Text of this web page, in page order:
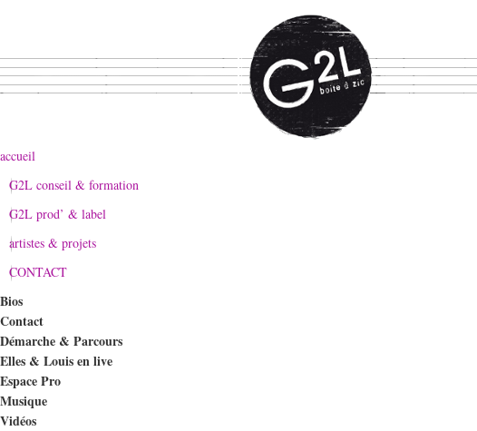
accueil
G2L conseil & formation
G2L prod’ & label
artistes & projets
CONTACT
Bios
Contact
Démarche & Parcours
Elles & Louis en live
Espace Pro
Musique
Vidéos